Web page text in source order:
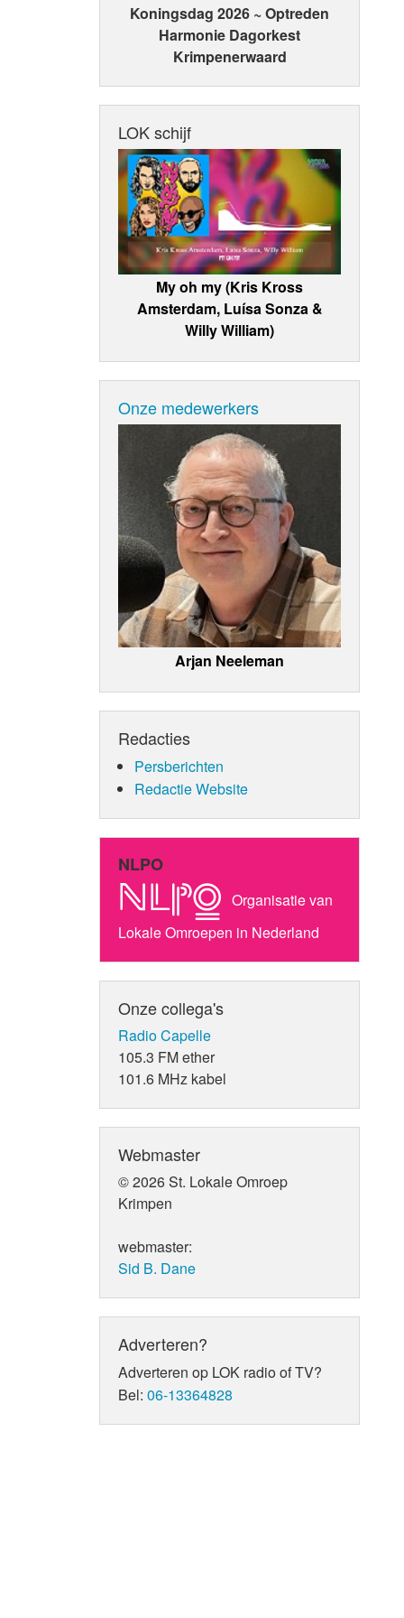
Koningsdag 2026 ~ Optreden
Harmonie Dagorkest
Krimpenerwaard
LOK schijf
My oh my (Kris Kross
Amsterdam, Luísa Sonza &
Willy William)
Onze medewerkers
Arjan Neeleman
Redacties
Persberichten
Redactie Website
NLPO
Organisatie van
Lokale Omroepen in Nederland
Onze collega's
Radio Capelle
105.3 FM ether
101.6 MHz kabel
Webmaster
© 2026 St. Lokale Omroep
Krimpen
webmaster:
Sid B. Dane
Adverteren?
Adverteren op LOK radio of TV?
Bel:06-13364828